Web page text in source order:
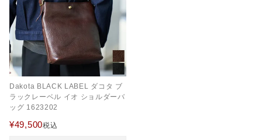
Dakota BLACK LABEL ダコタ ブ
ラックレーベル イオ ショルダーバ
ッグ 1623202
¥49,500税込